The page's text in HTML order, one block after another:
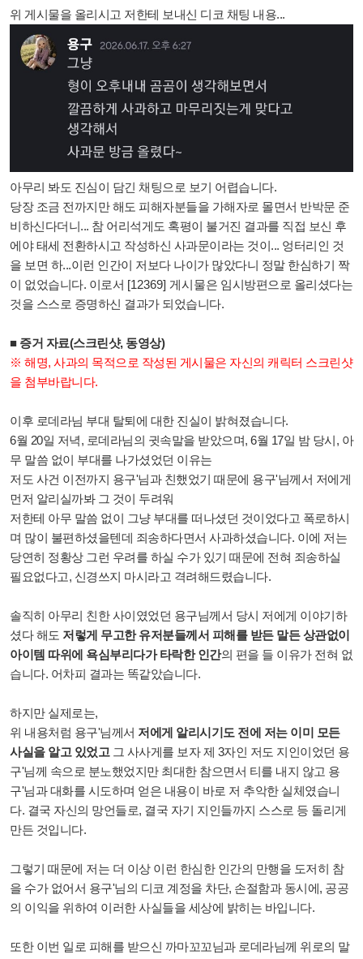
위 게시물을 올리시고 저한테 보내신 디코 채팅 내용...
아무리 봐도 진심이 담긴 채팅으로 보기 어렵습니다.
당장 조금 전까지만 해도 피해자분들을 가해자로 몰면서 반박문 준
비하신다더니... 참 어리석게도 혹평이 불거진 결과를 직접 보신 후
에야 태세 전환하시고 작성하신 사과문이라는 것이... 엉터리인 것
을 보면 하...이런 인간이 저보다 나이가 많았다니 정말 한심하기 짝
이 없었습니다. 이로서 [12369] 게시물은 임시방편으로 올리셨다는
것을 스스로 증명하신 결과가 되었습니다.
■ 증거 자료(스크린샷, 동영상)
※ 해명, 사과의 목적으로 작성된 게시물은 자신의 캐릭터 스크린샷
을 첨부바랍니다.
이후 로데라님 부대 탈퇴에 대한 진실이 밝혀졌습니다.
6월 20일 저녁, 로데라님의 귓속말을 받았으며, 6월 17일 밤 당시, 아
무 말씀 없이 부대를 나가셨었던 이유는
저도 사건 이전까지 용구'님과 친했었기 때문에 용구'님께서 저에게
먼저 알리실까봐 그 것이 두려워
저한테 아무 말씀 없이 그냥 부대를 떠나셨던 것이었다고 폭로하시
며 많이 불편하셨을텐데 죄송하다면서 사과하셨습니다. 이에 저는
당연히 정황상 그런 우려를 하실 수가 있기 때문에 전혀 죄송하실
필요없다고, 신경쓰지 마시라고 격려해드렸습니다.
솔직히 아무리 친한 사이였었던 용구님께서 당시 저에게 이야기하
셨다 해도 저렇게 무고한 유저분들께서 피해를 받든 말든 상관없이
아이템 따위에 욕심부리다가 타락한 인간의 편을 들 이유가 전혀 없
습니다. 어차피 결과는 똑같았습니다.
하지만 실제로는,
위 내용처럼 용구'님께서 저에게 알리시기도 전에 저는 이미 모든
사실을 알고 있었고 그 사사게를 보자 제 3자인 저도 지인이었던 용
구'님께 속으로 분노했었지만 최대한 참으면서 티를 내지 않고 용
구'님과 대화를 시도하며 얻은 내용이 바로 저 추악한 실체였습니
다. 결국 자신의 망언들로, 결국 자기 지인들까지 스스로 등 돌리게
만든 것입니다.
그렇기 때문에 저는 더 이상 이런 한심한 인간의 만행을 도저히 참
을 수가 없어서 용구'님의 디코 계정을 차단, 손절함과 동시에, 공공
의 이익을 위하여 이러한 사실들을 세상에 밝히는 바입니다.
또한 이번 일로 피해를 받으신 까마꼬꼬님과 로데라님께 위로의 말